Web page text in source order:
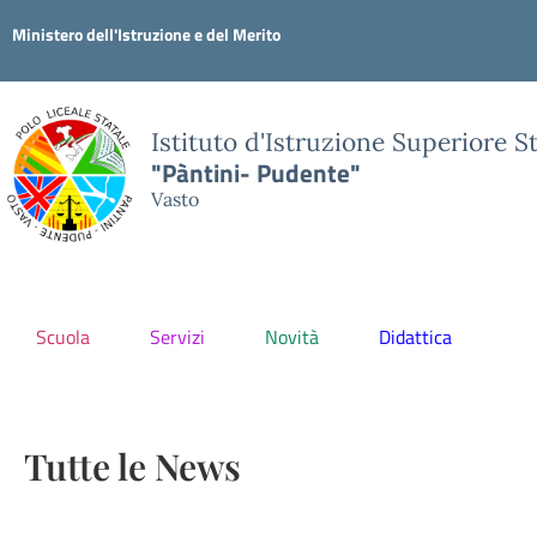
Ministero dell'Istruzione e del Merito
Istituto d'Istruzione Superiore
"Pàntini- Pudente"
Vasto
Scuola Servizi Novità Didattica
Tutte le News